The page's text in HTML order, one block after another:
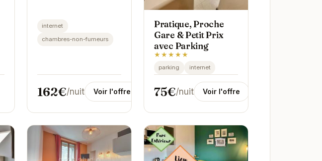
internet
chambres-non-fumeurs
162€/nuit Voir l'offre
Pratique, Proche
Gare & Petit Prix
avec Parking
★★★★★
parking internet
75€/nuit Voir l'offre